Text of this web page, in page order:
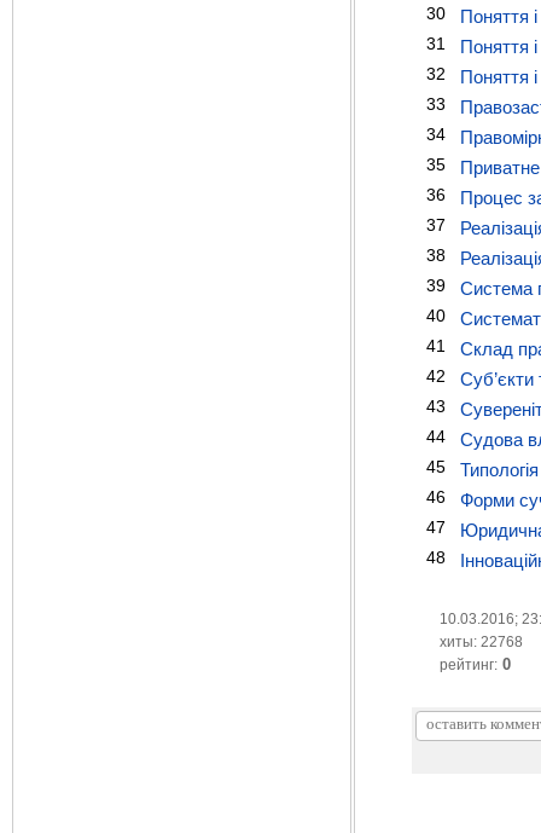
30 Поняття
31 Поняття
32 Поняття
33
34
35
36 Процес
37
38
39 Система
40
41 Склад
42 Суб’єкти
43
44 Судова
45
46 Форми
47 Юридична
48
10.03.2016;
хиты: 22768
рейтинг: 0